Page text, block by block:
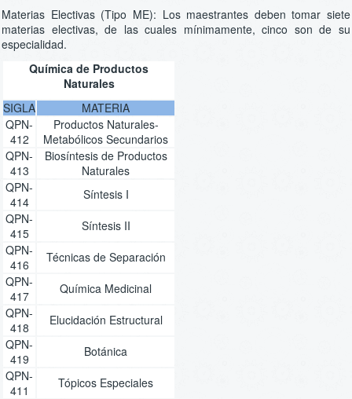
Materias Electivas (Tipo ME): Los maestrantes deben tomar siete
materias electivas, de las cuales mínimamente, cinco son de su
especialidad.
Química de Productos
Naturales
SIGLA
MATERIA
QPN-
412
Productos Naturales-
Metabólicos Secundarios
QPN-
413
Biosíntesis de Productos
Naturales
QPN-
414
Síntesis I
QPN-
415
Síntesis II
QPN-
416
Técnicas de Separación
QPN-
417
Química Medicinal
QPN-
418
Elucidación Estructural
QPN-
419
Botánica
QPN-
411
Tópicos Especiales